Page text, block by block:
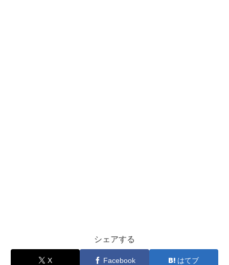
シェアする
X Facebook はてブ